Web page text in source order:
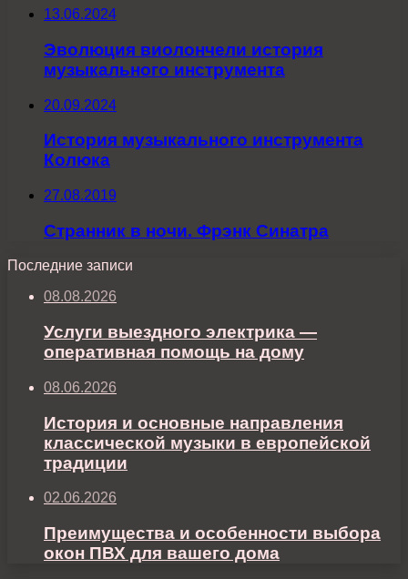
13.06.2024
Эволюция виолончели история
музыкального инструмента
20.09.2024
История музыкального инструмента
Колюка
27.08.2019
Странник в ночи. Фрэнк Синатра
Последние записи
08.08.2026
Услуги выездного электрика —
оперативная помощь на дому
08.06.2026
История и основные направления
классической музыки в европейской
традиции
02.06.2026
Преимущества и особенности выбора
окон ПВХ для вашего дома